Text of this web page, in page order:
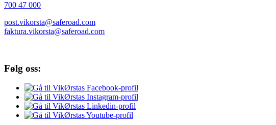
700 47 000
post.vikorsta@saferoad.com
faktura.vikorsta@saferoad.com
Følg oss: